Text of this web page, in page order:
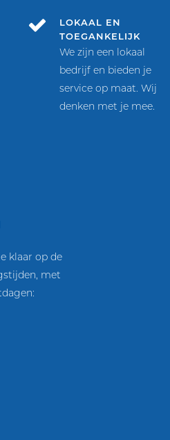
LOKAAL EN
TOEGANKELIJK
We zijn een lokaal
bedrijf en bieden je
service op maat. Wij
denken met je mee.
klaar op de
met